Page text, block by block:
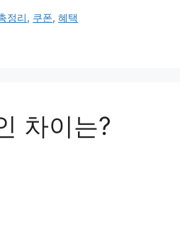
정리, 쿠폰,혜택
차이는?